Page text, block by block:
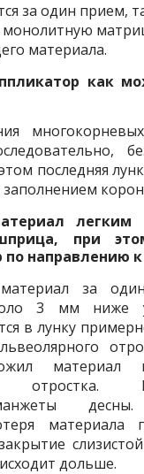
за один прием,
материала.
как
последняя
легким
при
по направлению
за
3 мм ниже
в лунку
материал
отростка.
десны.
материала
дольше.